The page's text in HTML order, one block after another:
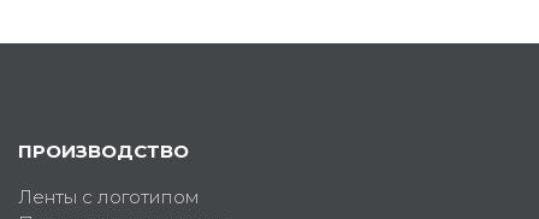
ПРОИЗВОДСТВО
Ленты с логотипом